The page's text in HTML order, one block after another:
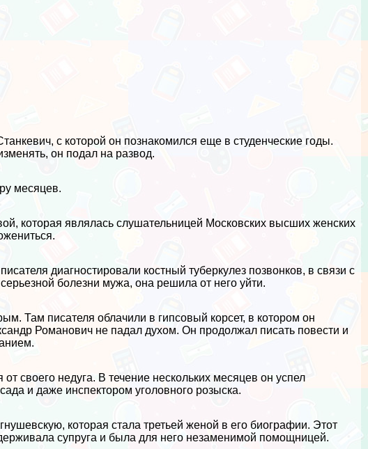
с которой он познакомился еще в студенческие годы.
он подал на развод.
месяцев.
которая являлась слушательницей Московских высших женских
диагностировали костный туберкулез позвонков, в связи с
болезни мужа, она решила от него уйти.
Там писателя облачили в гипсовый корсет, в котором он
Романович не падал духом. Он продолжал писать повести и
своего недуга. В течение нескольких месяцев он успел
и даже инспектором уголовного розыска.
которая стала третьей женой в его биографии. Этот
супруга и была для него незаменимой помощницей.